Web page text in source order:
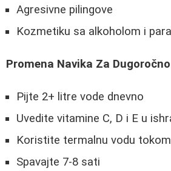
Agresivne pilingove
Kozmetiku sa alkoholom i
Promena Navika Za
Pijte 2+ litre vode dnevno
Uvedite vitamine C, D i E u
Koristite termalnu vodu
Spavajte 7-8 sati